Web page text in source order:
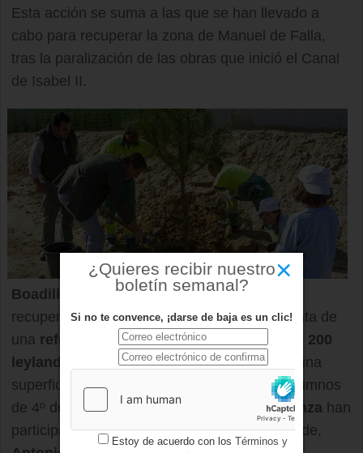
Esta acción se suma a las que se han llevado a
cabo para recuperar la zona de Manuel de Falla,
tras la paralización de las obras que inició el Canal
de Isabel II.
Boadilla
ha realizado una nueva acción para
recuperar la zona deManuel de Falla. Se trata de
una reforestaciónen la que se han plantado 200
leylandii
que cubren la valla de laM-50 , en una
superficie de 200 metros,
. Los alumnos
de 4º de Primaria delcolegio Teresa Berganza han
participado en la plantación junto con el alcalde,
×
¿Quieres recibir nuestro
boletín semanal?
Si no te convence, ¡darse de baja es un clic!
Estoy de acuerdo con los Términos y